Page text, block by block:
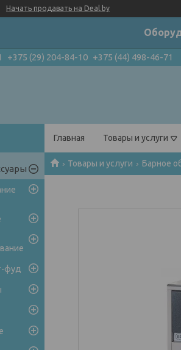
Начать продавать на Deal.by
+375 (29) 204-84-10 +375 (44) 498-46-71
Главная Товары и услуги
Товары и услуги Барное
фуд